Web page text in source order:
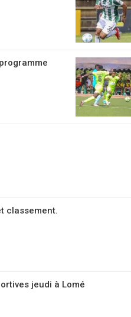
classement.
jeudi à Lomé